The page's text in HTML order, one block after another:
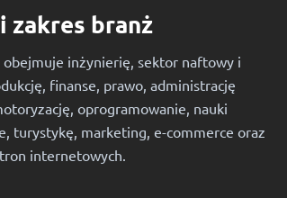
zakres branż
obejmuje inżynierię, sektor naftowy i
finanse, prawo, administrację
oprogramowanie, nauki
turystykę, marketing, e-commerce oraz
internetowych.